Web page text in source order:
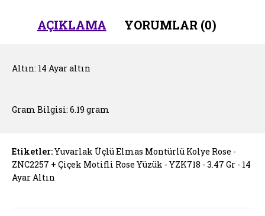
AÇIKLAMA YORUMLAR (0)
Altın: 14 Ayar altın
Gram Bilgisi: 6.19 gram
Etiketler:Yuvarlak Üçlü Elmas Montürlü Kolye Rose -
ZNC2257 + Çiçek Motifli Rose Yüzük - YZK718 - 3.47 Gr - 14
Ayar Altın